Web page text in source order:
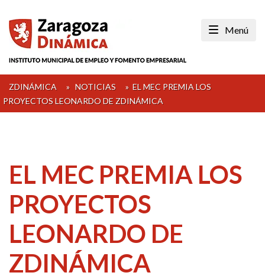
content
Menú
ZDINÁMICA » NOTICIAS » EL MEC PREMIA LOS
PROYECTOS LEONARDO DE ZDINÁMICA
EL MEC PREMIA LOS
PROYECTOS
LEONARDO DE
ZDINÁMICA